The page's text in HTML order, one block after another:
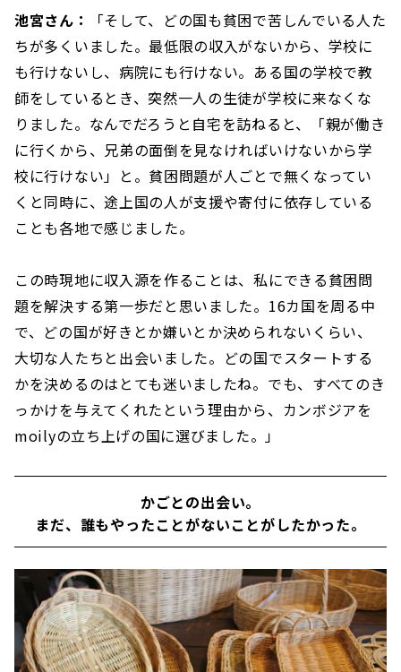
池宮さん：
「そして、どの国も貧困で苦しんでいる人た
ちが多くいました。最低限の収入がないから、学校に
も行けないし、病院にも行けない。ある国の学校で教
師をしているとき、突然一人の生徒が学校に来なくな
りました。なんでだろうと自宅を訪ねると、「親が働き
に行くから、兄弟の面倒を見なければいけないから学
校に行けない」と。貧困問題が人ごとで無くなってい
くと同時に、途上国の人が支援や寄付に依存している
ことも各地で感じました。
この時現地に収入源を作ることは、私にできる貧困問
題を解決する第一歩だと思いました。16カ国を周る中
で、どの国が好きとか嫌いとか決められないくらい、
大切な人たちと出会いました。どの国でスタートする
かを決めるのはとても迷いましたね。でも、すべてのき
っかけを与えてくれたという理由から、カンボジアを
moilyの立ち上げの国に選びました。」
かごとの出会い。
まだ、誰もやったことがないことがしたかった。